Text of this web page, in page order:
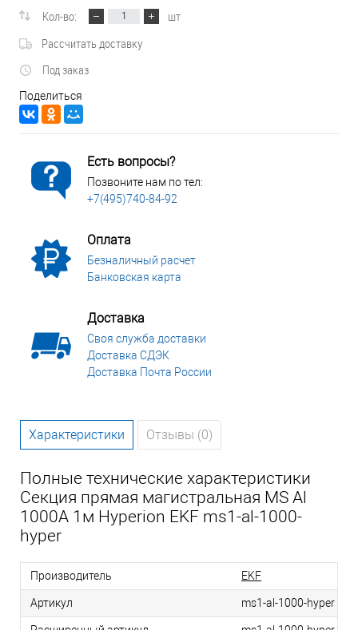
Кол-во:
шт
Рассчитать доставку
Под заказ
Поделиться
Есть вопросы?
Позвоните нам по тел:
+7(495)740-84-92
Оплата
Безналичный расчет
Банковская карта
Доставка
Своя служба доставки
Доставка СДЭК
Доставка Почта России
Характеристики Отзывы (0)
Полные технические характеристики
Секция прямая магистральная MS Al
1000A 1м Hyperion EKF ms1-al-1000-
hyper
Производитель EKF
Артикул ms1-al-1000-hyper